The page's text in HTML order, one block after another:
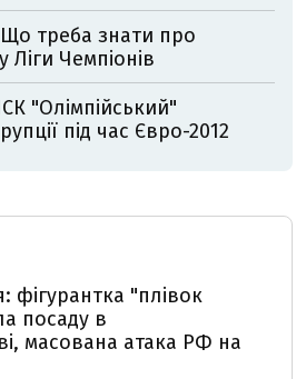
треба знати про
Ліги Чемпіонів
"Олімпійський"
під час Євро-2012
фігурантка "плівок
посаду в
масована атака РФ на